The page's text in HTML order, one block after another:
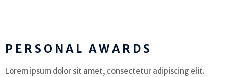
PERSONAL AWARDS
Lorem ipsum dolor sit amet, consectetur adipiscing elit.